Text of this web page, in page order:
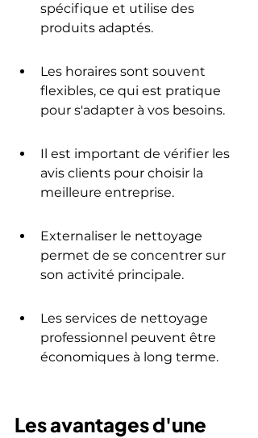
spécifique et utilise des
produits adaptés.
Les horaires sont souvent
flexibles, ce qui est pratique
pour s'adapter à vos besoins.
Il est important de vérifier les
avis clients pour choisir la
meilleure entreprise.
Externaliser le nettoyage
permet de se concentrer sur
son activité principale.
Les services de nettoyage
professionnel peuvent être
économiques à long terme.
Les avantages d'une